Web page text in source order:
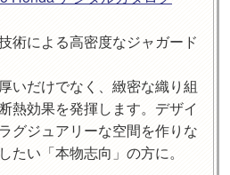
術による高密度なジャガード
いだけでなく、緻密な織り組
熱効果を発揮します。デザイ
グジュアリーな空間を作りな
たい「本物志向」の方に。